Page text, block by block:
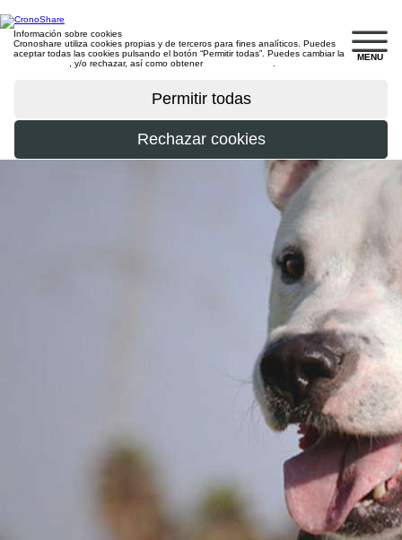
MENU
Información sobre cookies
Cronoshare utiliza cookies propias y de terceros para fines analíticos. Puedes
aceptar todas las cookies pulsando el botón “Permitir todas”. Puedes cambiar la
, y/o rechazar, así como obtener